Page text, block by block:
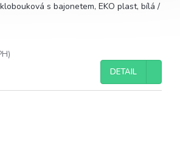
s bajonetem, EKO plast, bílá /
DETAIL